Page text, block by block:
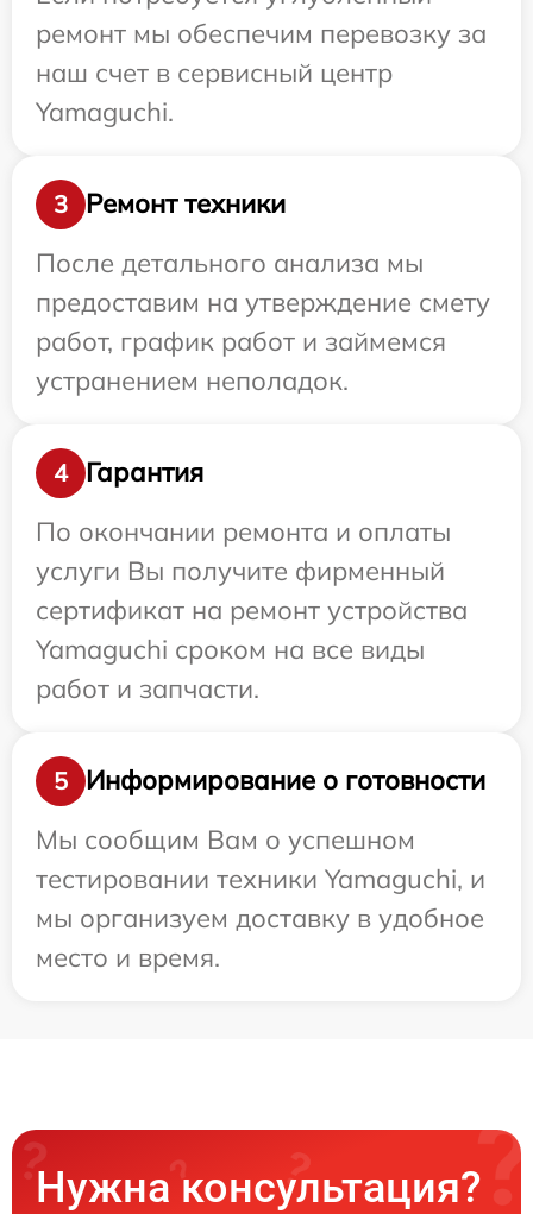
ремонт мы обеспечим перевозку за
наш счет в сервисный центр
Yamaguchi.
3
Ремонт техники
После детального анализа мы
предоставим на утверждение смету
работ, график работ и займемся
устранением неполадок.
4
Гарантия
По окончании ремонта и оплаты
услуги Вы получите фирменный
сертификат на ремонт устройства
Yamaguchi сроком на все виды
работ и запчасти.
5
Информирование о готовности
Мы сообщим Вам о успешном
тестировании техники Yamaguchi, и
мы организуем доставку в удобное
место и время.
Нужна консультация?